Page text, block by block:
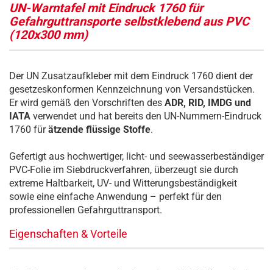
UN-Warntafel mit Eindruck 1760 für
Gefahrguttransporte selbstklebend aus PVC
(120x300 mm)
Der UN Zusatzaufkleber mit dem Eindruck 1760 dient der
gesetzeskonformen Kennzeichnung von Versandstücken.
Er wird gemäß den Vorschriften des ADR, RID, IMDG und
IATA verwendet und hat bereits den UN-Nummern-Eindruck
1760 fürätzende flüssige Stoffe.
Gefertigt aus hochwertiger, licht- und seewasserbeständiger
PVC-Folie im Siebdruckverfahren, überzeugt sie durch
extreme Haltbarkeit, UV- und Witterungsbeständigkeit
sowie eine einfache Anwendung – perfekt für den
professionellen Gefahrguttransport.
Eigenschaften & Vorteile